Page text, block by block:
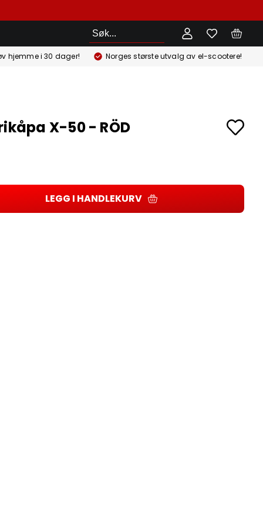
Søk
hjemme i 30 dager! Norges største utvalg av el-scootere!
X-50 - RÖD
LEGG I HANDLEKURV